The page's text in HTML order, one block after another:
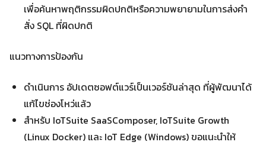
Search
for:
เพื่อค้นหาพฤติกรรมผิดปกติหรือความพยายามในการส่งคำ
สั่ง SQL ที่ผิดปกติ
แนวทางการป้องกัน
ดำเนินการ อัปเดตซอฟต์แวร์เป็นเวอร์ชันล่าสุด ที่ผู้พัฒนาได้
แก้ไขช่องโหว่แล้ว
สำหรับ IoTSuite SaaSComposer, IoTSuite Growth
(Linux Docker) และ IoT Edge (Windows) ขอแนะนำให้